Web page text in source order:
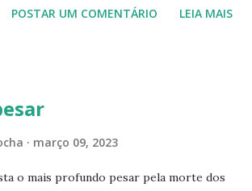
IRIS RUA FLORIANO PEIXOTO 1206
RUA 24 DE MAIO 825 ☆CINE ECLIPSE
POSTAR UM COMENTÁRIO LEIA MAIS
março 09, 2023
o mais profundo pesar pela morte dos